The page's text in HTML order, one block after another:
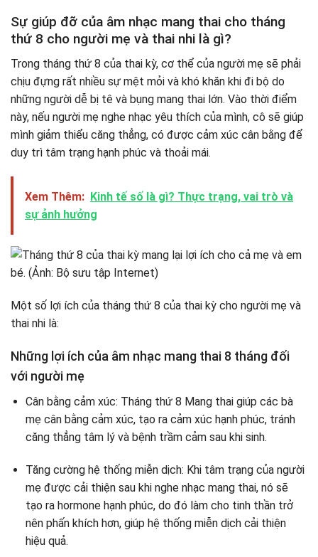
Sự giúp đỡ của âm nhạc mang thai cho tháng
thứ 8 cho người mẹ và thai nhi là gì?
Trong tháng thứ 8 của thai kỳ, cơ thể của người mẹ sẽ phải
chịu đựng rất nhiều sự mệt mỏi và khó khăn khi đi bộ do
những người dễ bị tê và bụng mang thai lớn. Vào thời điểm
này, nếu người mẹ nghe nhạc yêu thích của mình, cô sẽ giúp
mình giảm thiểu căng thẳng, có được cảm xúc cân bằng để
duy trì tâm trạng hạnh phúc và thoải mái.
Xem Thêm: Kinh tế số là gì? Thực trạng, vai trò và
sự ảnh hưởng
Một số lợi ích của tháng thứ 8 của thai kỳ cho người mẹ và
thai nhi là:
Những lợi ích của âm nhạc mang thai 8 tháng đối
với người mẹ
Cân bằng cảm xúc: Tháng thứ 8 Mang thai giúp các bà
mẹ cân bằng cảm xúc, tạo ra cảm xúc hạnh phúc, tránh
căng thẳng tâm lý và bệnh trầm cảm sau khi sinh.
Tăng cường hệ thống miễn dịch: Khi tâm trạng của người
mẹ được cải thiện sau khi nghe nhạc mang thai, nó sẽ
tạo ra hormone hạnh phúc, do đó làm cho tinh thần trở
nên phấn khích hơn, giúp hệ thống miễn dịch cải thiện
hiệu quả.